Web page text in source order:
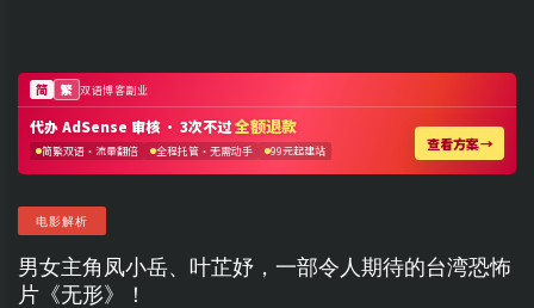
电影解析
男女主角凤小岳、叶芷妤，一部令人期待的台湾恐怖
片《无形》！